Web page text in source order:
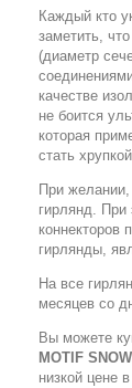
Каждый кто
заметить,
(диаметр
качестве
не боится
которая
стать
При
гирлянд. При
коннекторов
гирлянды,
На все
месяцев со
Вы можете
MOTIF
низкой цене